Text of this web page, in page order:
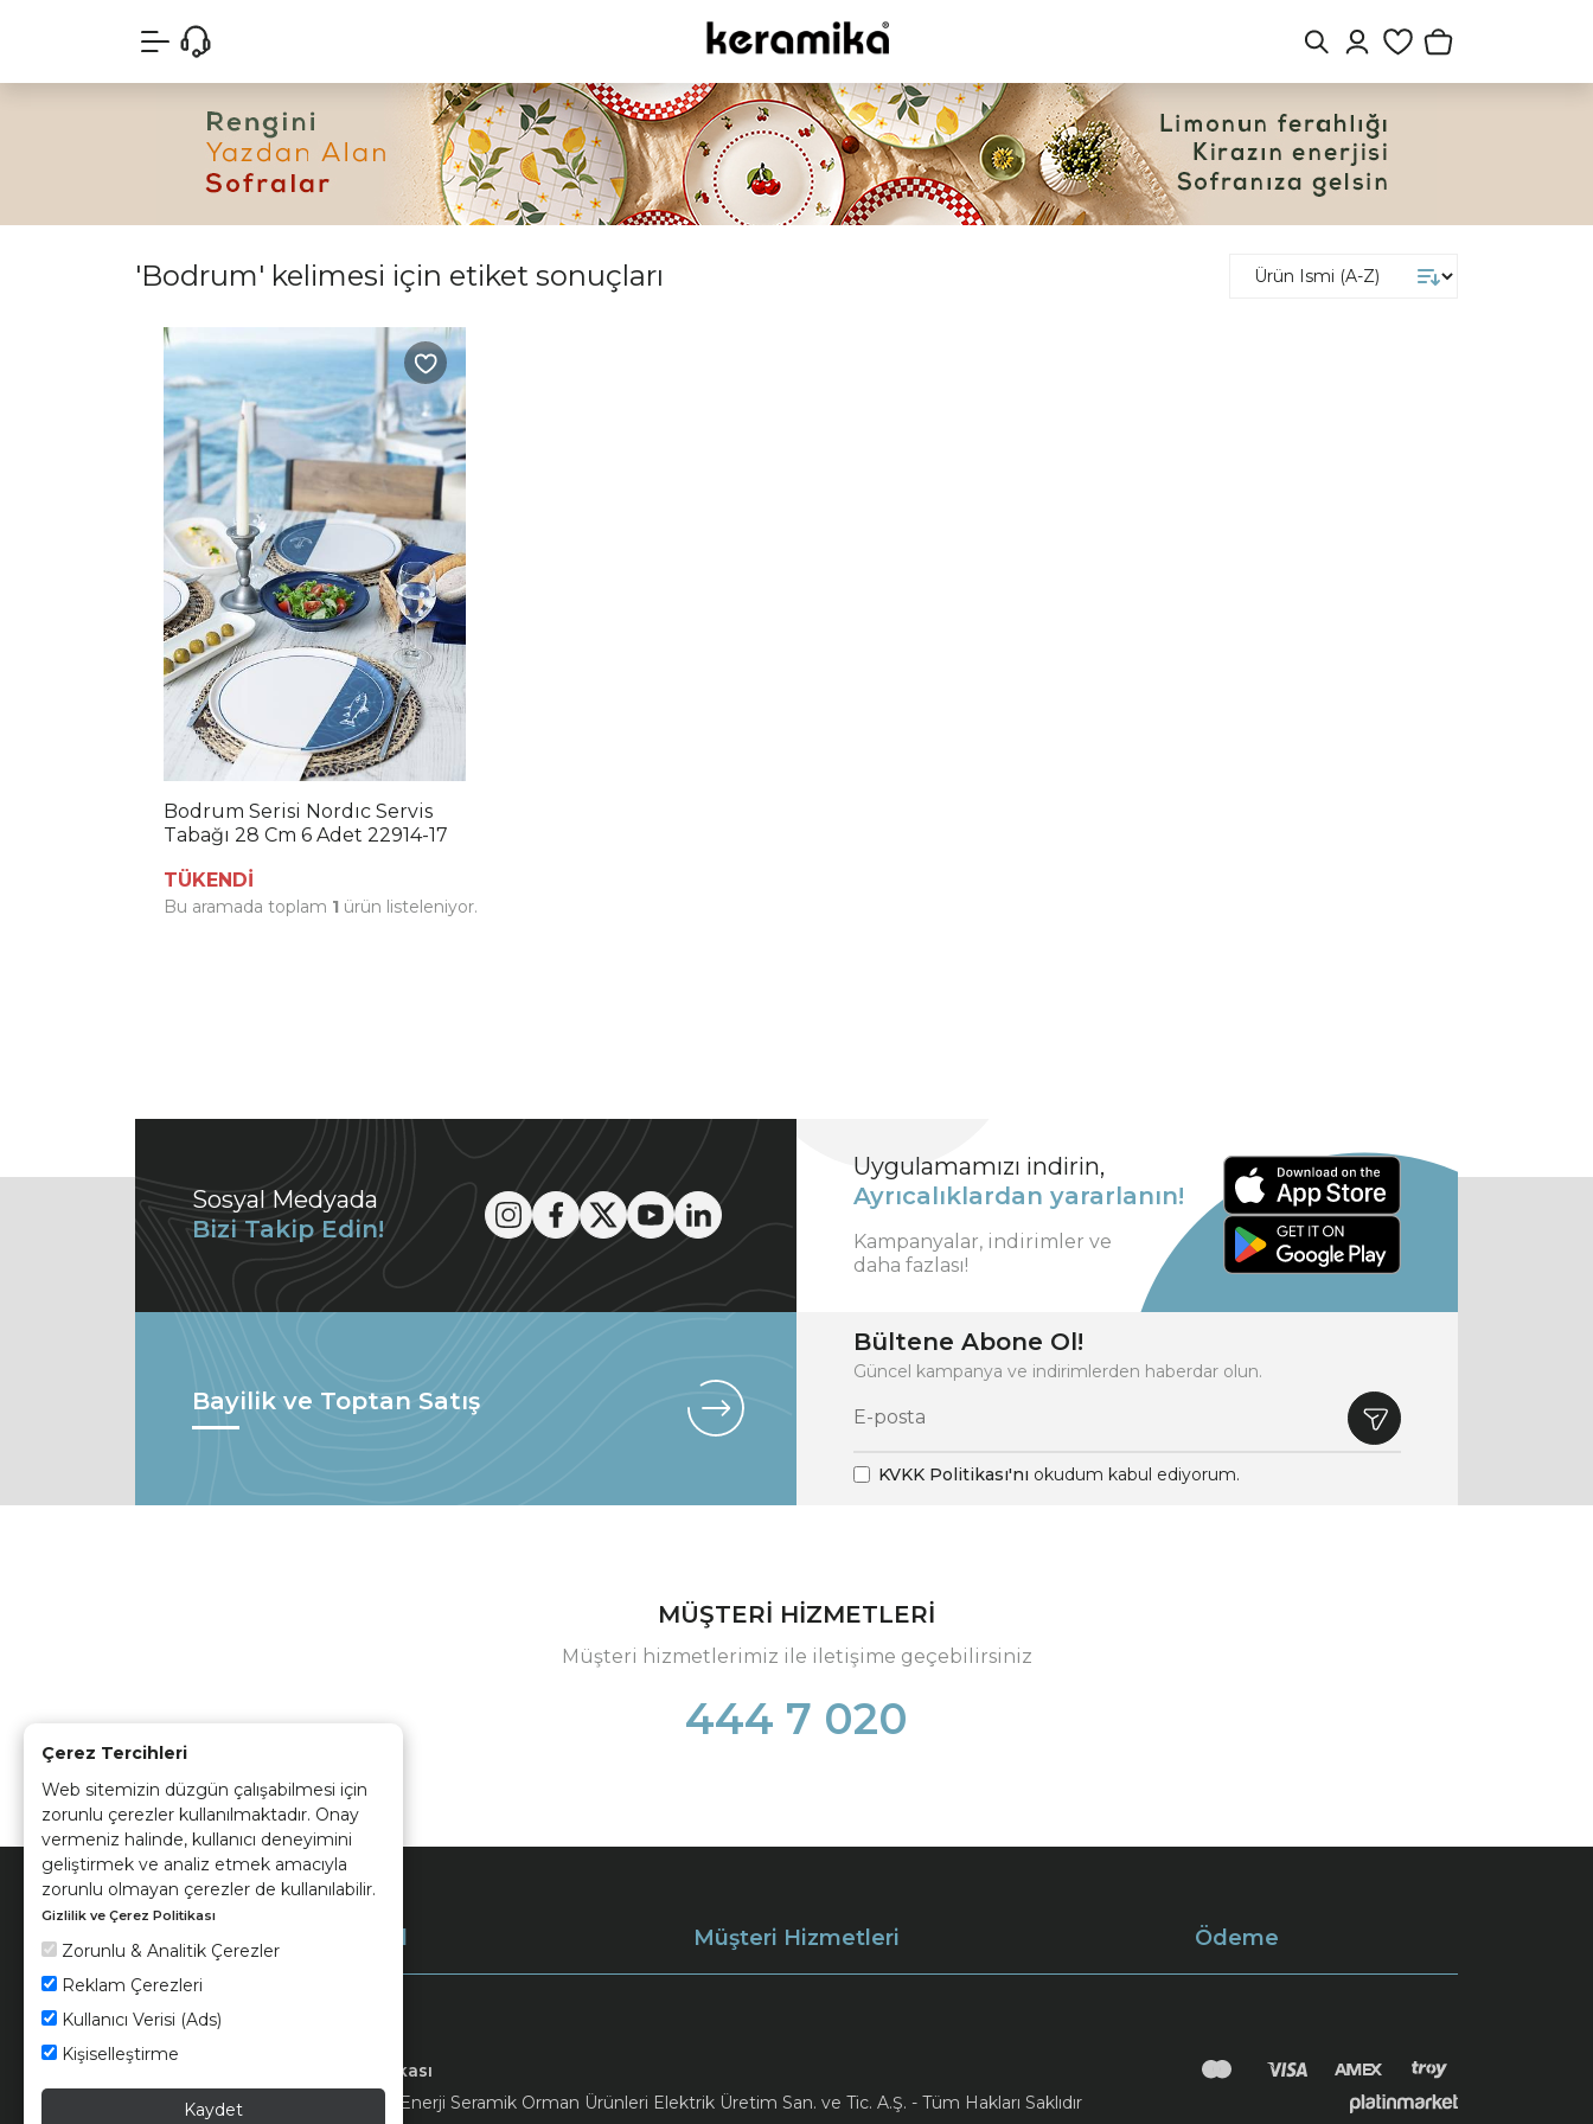
Çerez Tercihleri
Web sitemizin düzgün çalışabilmesi için
zorunlu çerezler kullanılmaktadır. Onay
vermeniz halinde, kullanıcı deneyimini
geliştirmek ve analiz etmek amacıyla
zorunlu olmayan çerezler de kullanılabilir.
Gizlilik ve Çerez Politikası
Zorunlu & Analitik Çerezler
Reklam Çerezleri
Kullanıcı Verisi (Ads)
Kişiselleştirme
Kaydet
'Bodrum' kelimesi için etiket sonuçları
Bodrum Serisi Nordıc Servis
Tabağı 28 Cm 6 Adet 22914-17
TÜKENDİ
Bu aramada toplam 1 ürün listeleniyor.
Sosyal Medyada
Bizi Takip Edin!
Uygulamamızı indirin,
Ayrıcalıklardan yararlanın!
Kampanyalar, indirimler ve
daha fazlası!
Bayilik ve Toptan Satış
Bültene Abone Ol!
Güncel kampanya ve indirimlerden haberdar olun.
KVKK Politikası'nı okudum kabul ediyorum.
MÜŞTERİ HİZMETLERİ
Müşteri hizmetlerimiz ile iletişime geçebilirsiniz
444 7 020
Müşteri Hizmetleri Ödeme
Kvkk ve Çerez Politikası
© 2026 Ünsa Madencilik Turizm Enerji Seramik Orman Ürünleri Elektrik Üretim San. ve Tic. A.Ş. - Tüm Hakları Saklıdır